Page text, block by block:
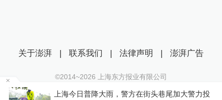
上海今日普降大雨，警方在街头巷尾加大警力投
关于澎湃 | 联系我们 | 法律声明 | 澎湃广告
©2014~2026 上海东方报业有限公司
沪ICP证：沪B2-20170116 | 沪ICP备14003370号